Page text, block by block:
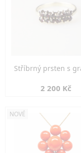
Stříbrný prsten s
2 200 Kč
NOVÉ